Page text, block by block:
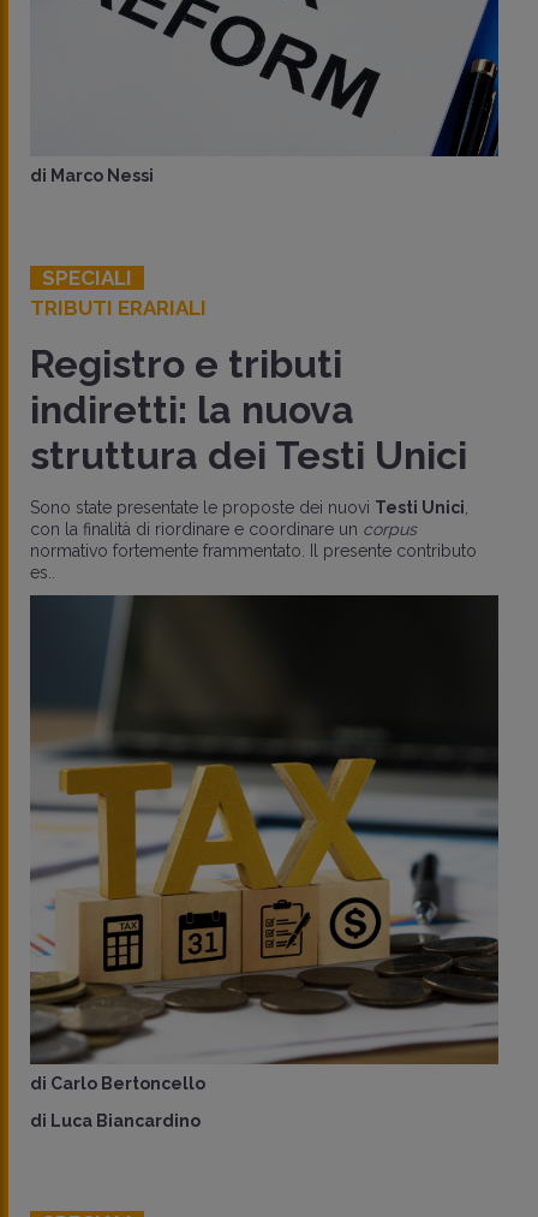
di Marco Nessi
SPECIALI
TRIBUTI ERARIALI
Registro e tributi
indiretti: la nuova
struttura dei Testi Unici
Sono state presentate le proposte dei nuovi Testi Unici
con la finalità di riordinare e coordinare un corpus
normativo fortemente frammentato. Il presente contributo
es..
di Carlo Bertoncello
di Luca Biancardino